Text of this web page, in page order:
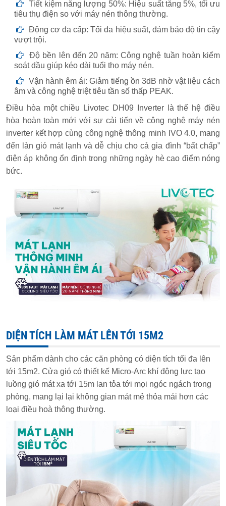
Tiết kiệm năng lượng 50%: Hiệu suất tăng 5%, tối ưu
tiêu thụ điện so với máy nén thông thường.
Động cơ đa cấp: Tối đa hiệu suất, đảm bảo độ tin cậy
vượt trội.
Độ bền lên đến 20 năm: Công nghệ tuần hoàn kiểm
soát dầu giúp kéo dài tuổi thọ máy nén.
Vận hành êm ái: Giảm tiếng ồn 3dB nhờ vật liệu cách
âm và công nghệ triệt tiêu tần số thấp PEAK.
Điều hòa một chiều Livotec DH09 Inverter là thế hệ điều
hòa hoàn toàn mới với sự cải tiến về công nghệ máy nén
inverter kết hợp cùng công nghệ thông minh IVO 4.0, mang
đến làn gió mát lạnh và dễ chịu cho cả gia đình “bất chấp”
điện áp không ổn định trong những ngày hè cao điểm nóng
bức.
DIỆN TÍCH LÀM MÁT LÊN TỚI 15M2
Sản phẩm dành cho các căn phòng có diện tích tối đa lên
tới 15m2. Cửa gió có thiết kế Micro-Arc khí động lực tạo
luồng gió mát xa tới 15m lan tỏa tới mọi ngóc ngách trong
phòng, mang lại lại không gian mát mẻ thỏa mái hơn các
loại điều hoà thông thường.